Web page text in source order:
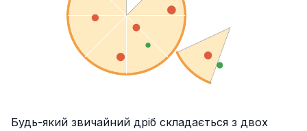
Будь-який звичайний дріб складається з двох